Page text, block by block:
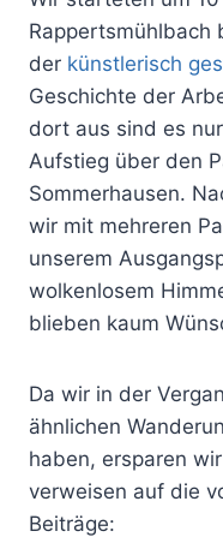
Rappertsmühlbach
der künstlerisch
Geschichte der
dort aus sind es
Aufstieg über den
Sommerhausen.
wir mit mehreren
unserem
wolkenlosem
blieben kaum
Da wir in der
ähnlichen
haben, ersparen
verweisen auf die
Beiträge: